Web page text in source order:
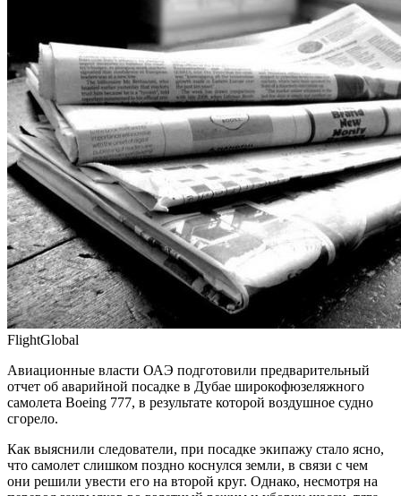
FlightGlobal
Авиационные власти ОАЭ подготовили предварительный
отчет об аварийной посадке в Дубае широкофюзеляжного
самолета Boeing 777, в результате которой воздушное судно
сгорело.
Как выяснили следователи, при посадке экипажу стало ясно,
что самолет слишком поздно коснулся земли, в связи с чем
они решили увести его на второй круг. Однако, несмотря на